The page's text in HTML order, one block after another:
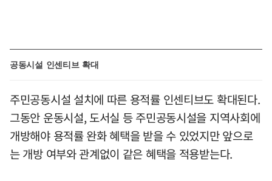
공동시설 인센티브 확대
주민공동시설 설치에 따른 용적률 인센티브도 확대된다.
그동안 운동시설, 도서실 등 주민공동시설을 지역사회에
개방해야 용적률 완화 혜택을 받을 수 있었지만 앞으로
는 개방 여부와 관계없이 같은 혜택을 적용받는다.